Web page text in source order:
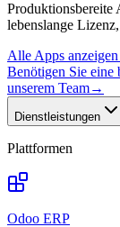
Produktionsbereite
lebenslange
Alle Apps anzeigen
Benötigen Sie eine
unserem Team→
Dienstleistungen
Plattformen
Odoo ERP